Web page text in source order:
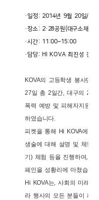
·일정: 2014년 9월 20일/27
·장소: 2·28공원(대구소재)
·시간: 11:00~15:00
·담당: HI KOVA 최진성 전국
KOVA의 고등학생 봉사단,
27일 총 2일간, 대구의
폭력 예방 및 피해자지원
하였습니다.
피켓을 통해 Hi KOVA에 대
생술에 대해 설명 및 체험,
기) 체험 등을 진행하여, 대
페인을 성황리에 마쳤습니
Hi KOVA는, 사회의 미래인
라 행사의 모든 분들이 피